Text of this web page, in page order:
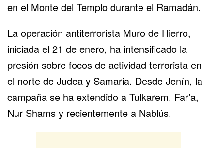
en el Monte del Templo durante el Ramadán.
La operación antiterrorista Muro de Hierro,
iniciada el 21 de enero, ha intensificado la
presión sobre focos de actividad terrorista en
el norte de Judea y Samaria. Desde Jenín, la
campaña se ha extendido a Tulkarem, Far’a,
Nur Shams y recientemente a Nablús.